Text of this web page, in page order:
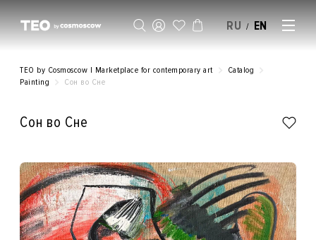
RU / EN
TEO by Cosmoscow | Marketplace for contemporary art
Catalog
Painting
Cон во Сне
Cон во Сне